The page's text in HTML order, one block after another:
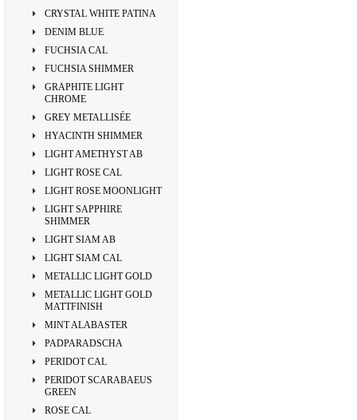
CRYSTAL WHITE PATINA
DENIM BLUE
FUCHSIA CAL
FUCHSIA SHIMMER
GRAPHITE LIGHT
CHROME
GREY METALLISÉE
HYACINTH SHIMMER
LIGHT AMETHYST AB
LIGHT ROSE CAL
LIGHT ROSE MOONLIGHT
LIGHT SAPPHIRE
SHIMMER
LIGHT SIAM AB
LIGHT SIAM CAL
METALLIC LIGHT GOLD
METALLIC LIGHT GOLD
MATTFINISH
MINT ALABASTER
PADPARADSCHA
PERIDOT CAL
PERIDOT SCARABAEUS
GREEN
ROSE CAL